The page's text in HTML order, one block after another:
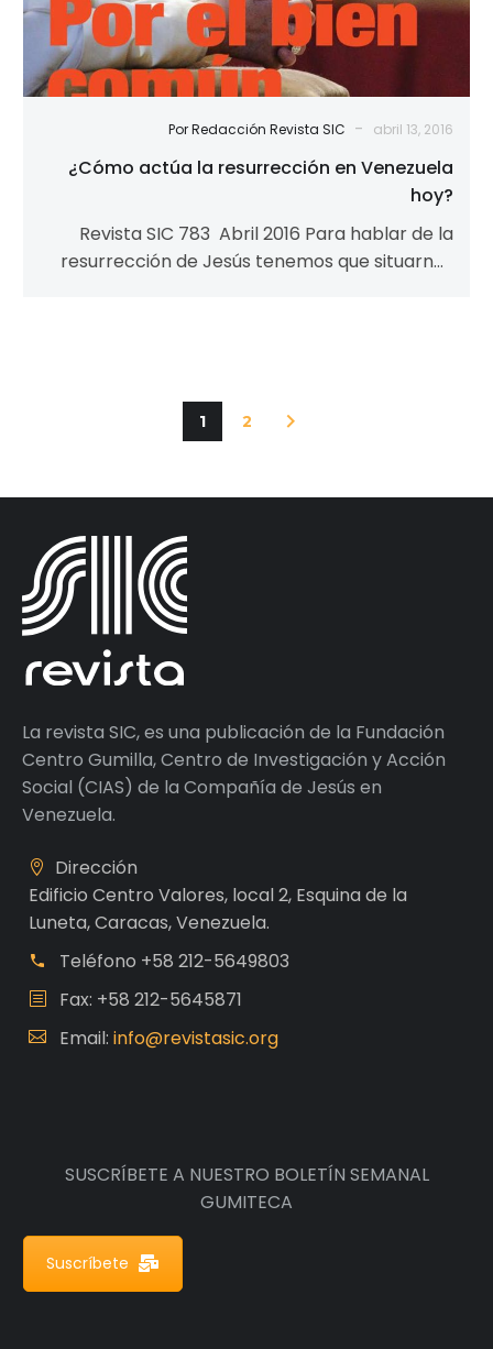
Por Redacción Revista SIC - abril 13, 2016
¿Cómo actúa la resurrección en Venezuela
hoy?
Revista SIC 783 Abril 2016 Para hablar de la
resurrección de Jesús tenemos que situarnos
1 2
La revista SIC, es una publicación de la Fundación
Centro Gumilla, Centro de Investigación y Acción
Social (CIAS) de la Compañía de Jesús en
Venezuela.
Dirección
Edificio Centro Valores, local 2, Esquina de la
Luneta, Caracas, Venezuela.
Teléfono +58 212-5649803
Fax: +58 212-5645871
Email: info@revistasic.org
SUSCRÍBETE A NUESTRO BOLETÍN SEMANAL
GUMITECA
Suscríbete